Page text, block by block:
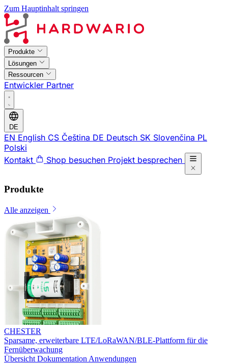
Zum Hauptinhalt springen
Produkte
Lösungen
Ressourcen
Entwickler Partner
DE
EN English CS Čeština DE Deutsch SK Slovenčina PL
Polski
Kontakt
Shop besuchen Projekt besprechen
Produkte
Alle anzeigen
CHESTER
Sparsame, erweiterbare LTE/LoRaWAN/BLE-Plattform für die
Fernüberwachung
Übersicht Dokumentation Anwendungen